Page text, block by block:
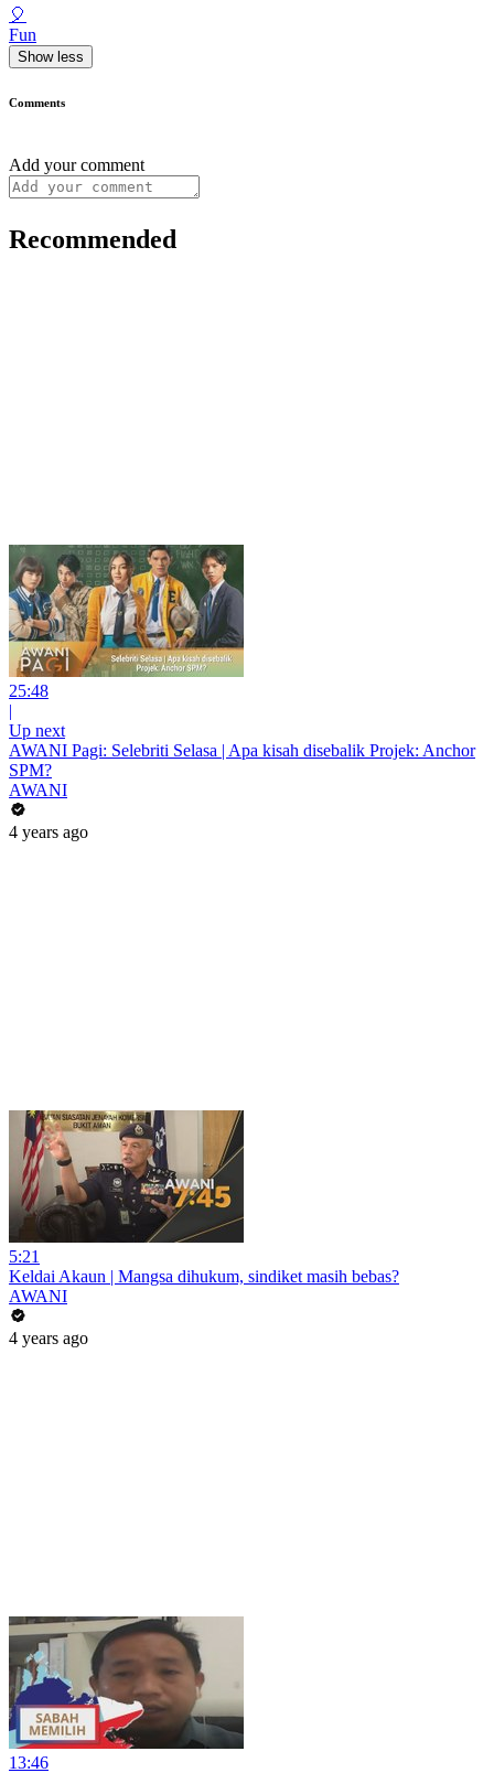
🎈
Fun
Show less
Comments
Add your comment
Recommended
25:48
|
Up next
AWANI Pagi: Selebriti Selasa | Apa kisah disebalik Projek: Anchor
SPM?
AWANI
4 years ago
5:21
Keldai Akaun | Mangsa dihukum, sindiket masih bebas?
AWANI
4 years ago
13:46